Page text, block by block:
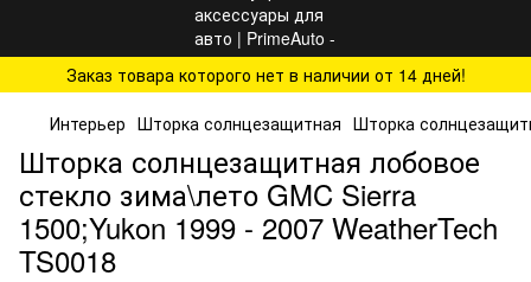
Заказ товара которого нет в наличии от 14 дней!
Интерьер Шторка солнцезащитная Шторка
Шторка солнцезащитная лобовое
стекло зима\лето GMC Sierra
1500;Yukon 1999 - 2007 WeatherTech
TS0018